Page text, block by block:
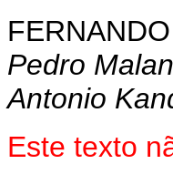
Pedro Malan
Antonio
Este texto